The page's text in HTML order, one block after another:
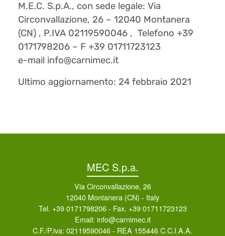
M.E.C. S.p.A., con sede legale: Via
Circonvallazione, 26 – 12040 Montanera
(CN) , P.IVA 02119590046 , Telefono +39
0171798206 – F +39 01711723123
e-mail info@carnimec.it
Ultimo aggiornamento: 24 febbraio 2021
MEC S.p.a.
Via Circonvallazione, 26
12040 Montanera (CN) - Italy
Tel. +39 0171798206- Fax. +39 01711723123
Email: info@carnimec.it
C.F./P.iva: 02119590046 - REA 155446 C.C.I.A.A.